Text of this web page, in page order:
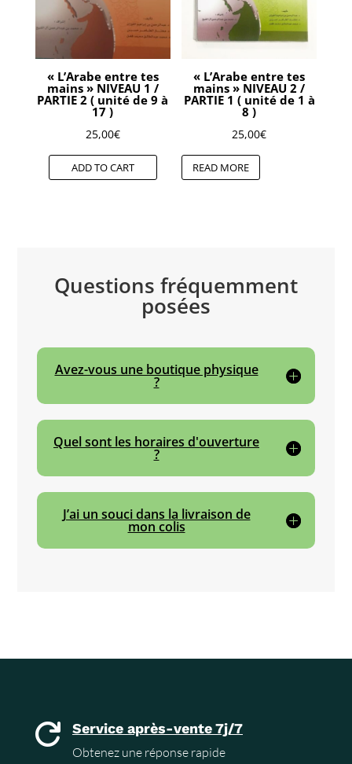
« L’Arabe entre tes
mains » NIVEAU 1 /
PARTIE 2 ( unité de 9 à
17 )
25,00€
ADD TO CART
« L’Arabe entre tes
mains » NIVEAU 2 /
PARTIE 1 ( unité de 1 à
8 )
25,00€
READ MORE
Questions fréquemment
posées
Avez-vous une boutique physique
?
Quel sont les horaires d'ouverture
?
J’ai un souci dans la livraison de
mon colis
 Service après-vente 7j/7
Obtenez une réponse rapide